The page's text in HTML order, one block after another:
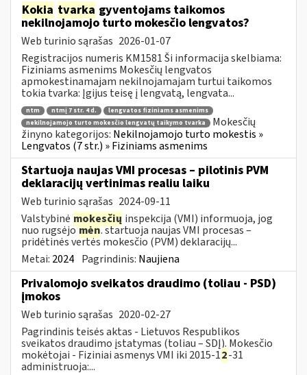
Kokia tvarka gyventojams taikomos
nekilnojamojo turto mokesčio lengvatos?
Web turinio sąrašas 2026-01-07
Registracijos numeris KM1581 Ši informacija skelbiama:
Fiziniams asmenims Mokesčių lengvatos
apmokestinamajam nekilnojamajam turtui taikomos
tokia tvarka: Įgijus teisę į lengvatą, lengvata...
ntm ntmį 7 str. 4 d.
lengvatos fiziniams asmenims
nekilnojamojo turto mokesčio lengvatų taikymo tvarka
Mokesčių
žinyno kategorijos: Nekilnojamojo turto mokestis »
Lengvatos (7 str.) » Fiziniams asmenims
Startuoja naujas VMI procesas – pilotinis PVM
deklaracijų vertinimas realiu laiku
Web turinio sąrašas 2024-09-11
Valstybinė mokesčių inspekcija (VMI) informuoja, jog
nuo rugsėjomėn. startuoja naujas VMI procesas –
pridėtinės vertės mokesčio (PVM) deklaracijų...
Metai: 2024 Pagrindinis: Naujiena
Privalomojo sveikatos draudimo (toliau - PSD)
įmokos
Web turinio sąrašas 2020-02-27
Pagrindinis teisės aktas - Lietuvos Respublikos
sveikatos draudimo įstatymas (toliau – SDĮ). Mokesčio
mokėtojai - Fiziniai asmenys VMI iki 2015-12-31
administruoja:...